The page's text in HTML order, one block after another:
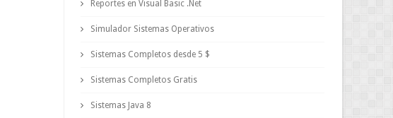
Reportes en Visual Basic .Net
Simulador Sistemas Operativos
Sistemas Completos desde 5 $
Sistemas Completos Gratis
Sistemas Java 8